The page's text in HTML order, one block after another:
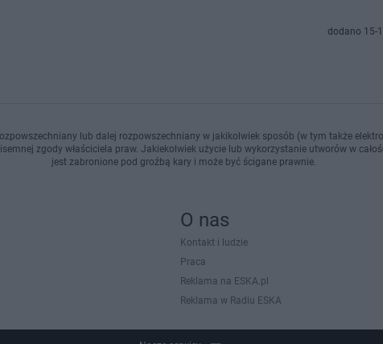
dodano 15-
lub dalej rozpowszechniany w jakikolwiek sposób (w tym także
zgody właściciela praw. Jakiekolwiek użycie lub wykorzystanie utworów w
jest zabronione pod groźbą kary i może być ścigane prawnie.
O nas
Kontakt i ludzie
Praca
Reklama na ESKA.pl
Reklama w Radiu ESKA